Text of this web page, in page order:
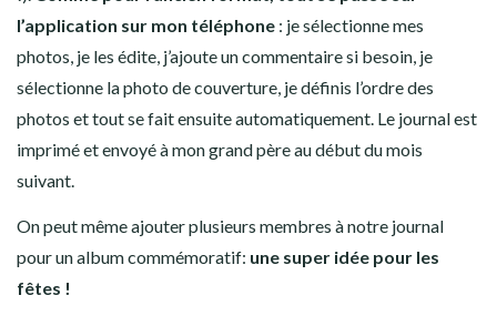
l’application sur mon téléphone : je sélectionne mes
photos, je les édite, j’ajoute un commentaire si besoin, je
sélectionne la photo de couverture, je définis l’ordre des
photos et tout se fait ensuite automatiquement. Le journal est
imprimé et envoyé à mon grand père au début du mois
suivant.
On peut même ajouter plusieurs membres à notre journal
pour un album commémoratif: une super idée pour les
fêtes !